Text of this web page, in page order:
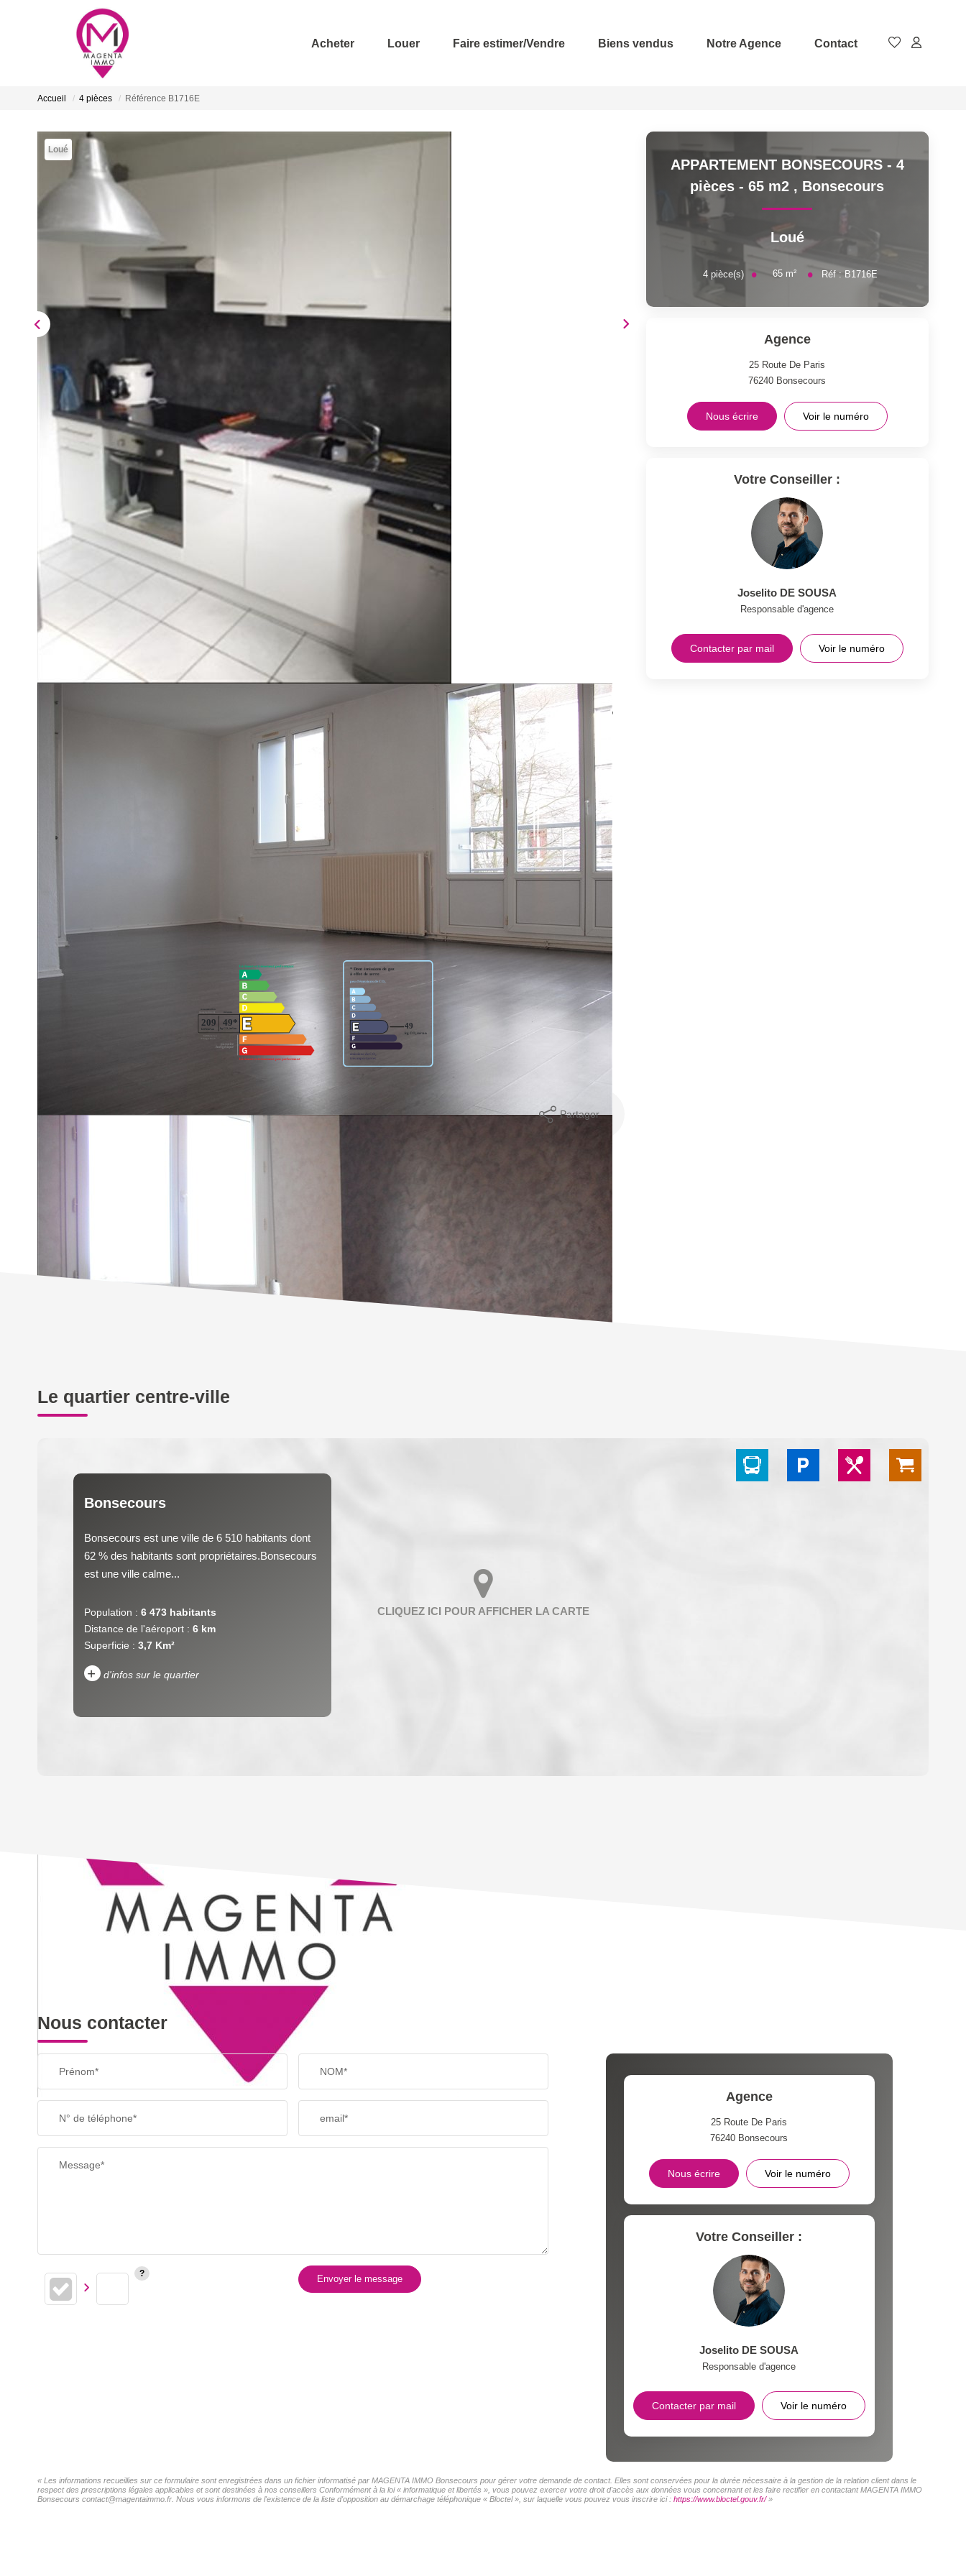
Acheter Louer Faire estimer/Vendre Biens vendus Notre Agence Contact
Accueil 4 pièces Référence B1716E
Loué
Description
Réf : B1716E
BONSECOURS - A LOUER - RÉSIDENCE LE PARC
APPARTEMENT TYPE F4 TRES LUMINEUX
COMPRENANT : ENTREE, SEJOUR DOUBLE DE 27m², CUISINE AMENAGEE, 2 CHAMBRES AVEC RANGEMENTS,
SALLE DE BAINS. CAVE PRIVATIVE ET STATIONNEMENT FACILE.
LOYER : 600EUR CC (530EUR HC + 70EUR de provision sur charges)
Diagnostics énergétiques
Imprimer Partager
APPARTEMENT BONSECOURS - 4
pièces - 65 m2 , Bonsecours
Loué
4 pièce(s) 65 m² Réf : B1716E
Agence
25 Route De Paris
76240 Bonsecours
Nous écrire Voir le numéro
Votre Conseiller :
Joselito DE SOUSA
Responsable d'agence
Contacter par mail Voir le numéro
Le quartier centre-ville
Bonsecours
Bonsecours est une ville de 6 510 habitants dont
62 % des habitants sont propriétaires.Bonsecours
est une ville calme...
Population : 6 473 habitants
Distance de l'aéroport : 6 km
Superficie : 3,7 Km²
+ d'infos sur le quartier
TAXE FONCIÈRE PART DES MÉNAGES SANS VOITURE
RÉSULTATS DES LYCÉES
Nous contacter
Prénom* NOM*
N° de téléphone* email*
Message*
Envoyer le message
Agence
25 Route De Paris
76240 Bonsecours
Nous écrire Voir le numéro
Votre Conseiller :
Joselito DE SOUSA
Responsable d'agence
Contacter par mail Voir le numéro
« Les informations recueillies sur ce formulaire sont enregistrées dans un fichier informatisé par MAGENTA IMMO Bonsecours pour gérer votre demande de contact. Elles sont conservées pour la durée nécessaire à la gestion de la relation client dans le
respect des prescriptions légales applicables et sont destinées à nos conseillers Conformément à la loi « informatique et libertés », vous pouvez exercer votre droit d'accès aux données vous concernant et les faire rectifier en contactant MAGENTA IMMO
Bonsecours contact@magentaimmo.fr. Nous vous informons de l'existence de la liste d'opposition au démarchage téléphonique « Bloctel », sur laquelle vous pouvez vous inscrire ici : https://www.bloctel.gouv.fr/»